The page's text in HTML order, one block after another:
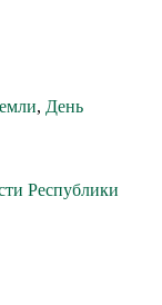
, День
Республики